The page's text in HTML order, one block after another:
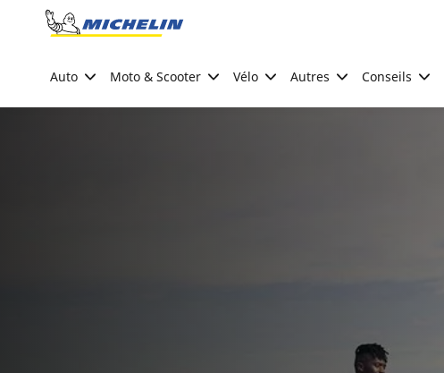
Go to page content
Auto Moto & Scooter Vélo Autres Conseils